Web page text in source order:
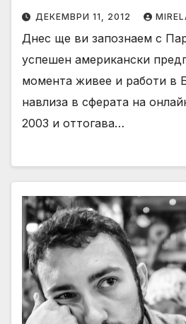
ДЕКЕМВРИ 11, 2012
Днес ще ви запознаем с
успешен американски
момента живее и работи в
навлиза в сферата на
2003 и оттогава…